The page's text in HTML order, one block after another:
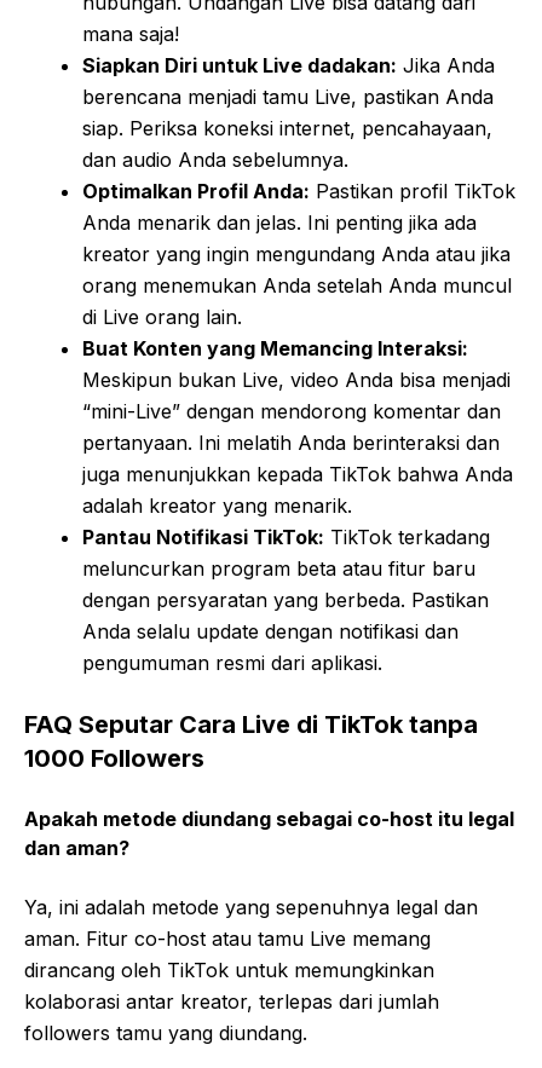
mana saja!
Siapkan Diri untuk Live dadakan: Jika Anda
berencana menjadi tamu Live, pastikan Anda
siap. Periksa koneksi internet, pencahayaan,
dan audio Anda sebelumnya.
Optimalkan Profil Anda: Pastikan profil TikTok
Anda menarik dan jelas. Ini penting jika ada
kreator yang ingin mengundang Anda atau jika
orang menemukan Anda setelah Anda muncul
di Live orang lain.
Buat Konten yang Memancing Interaksi:
Meskipun bukan Live, video Anda bisa menjadi
“mini-Live” dengan mendorong komentar dan
pertanyaan. Ini melatih Anda berinteraksi dan
juga menunjukkan kepada TikTok bahwa Anda
adalah kreator yang menarik.
Pantau Notifikasi TikTok: TikTok terkadang
meluncurkan program beta atau fitur baru
dengan persyaratan yang berbeda. Pastikan
Anda selalu update dengan notifikasi dan
pengumuman resmi dari aplikasi.
FAQ Seputar Cara Live di TikTok tanpa
1000 Followers
Apakah metode diundang sebagai co-host itu legal
dan aman?
Ya, ini adalah metode yang sepenuhnya legal dan
aman. Fitur co-host atau tamu Live memang
dirancang oleh TikTok untuk memungkinkan
kolaborasi antar kreator, terlepas dari jumlah
followers tamu yang diundang.